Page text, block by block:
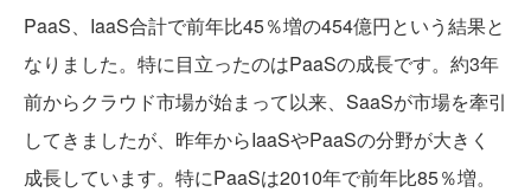
PaaS、IaaS合計で前年比45％増の454億円という結果と
なりました。特に目立ったのはPaaSの成長です。約3年
前からクラウド市場が始まって以来、SaaSが市場を牽引
してきましたが、昨年からIaaSやPaaSの分野が大きく
成長しています。特にPaaSは2010年で前年比85％増。